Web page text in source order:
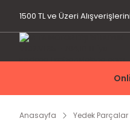
1500 TL ve Üzeri
Anasayfa Yedek Parçalar